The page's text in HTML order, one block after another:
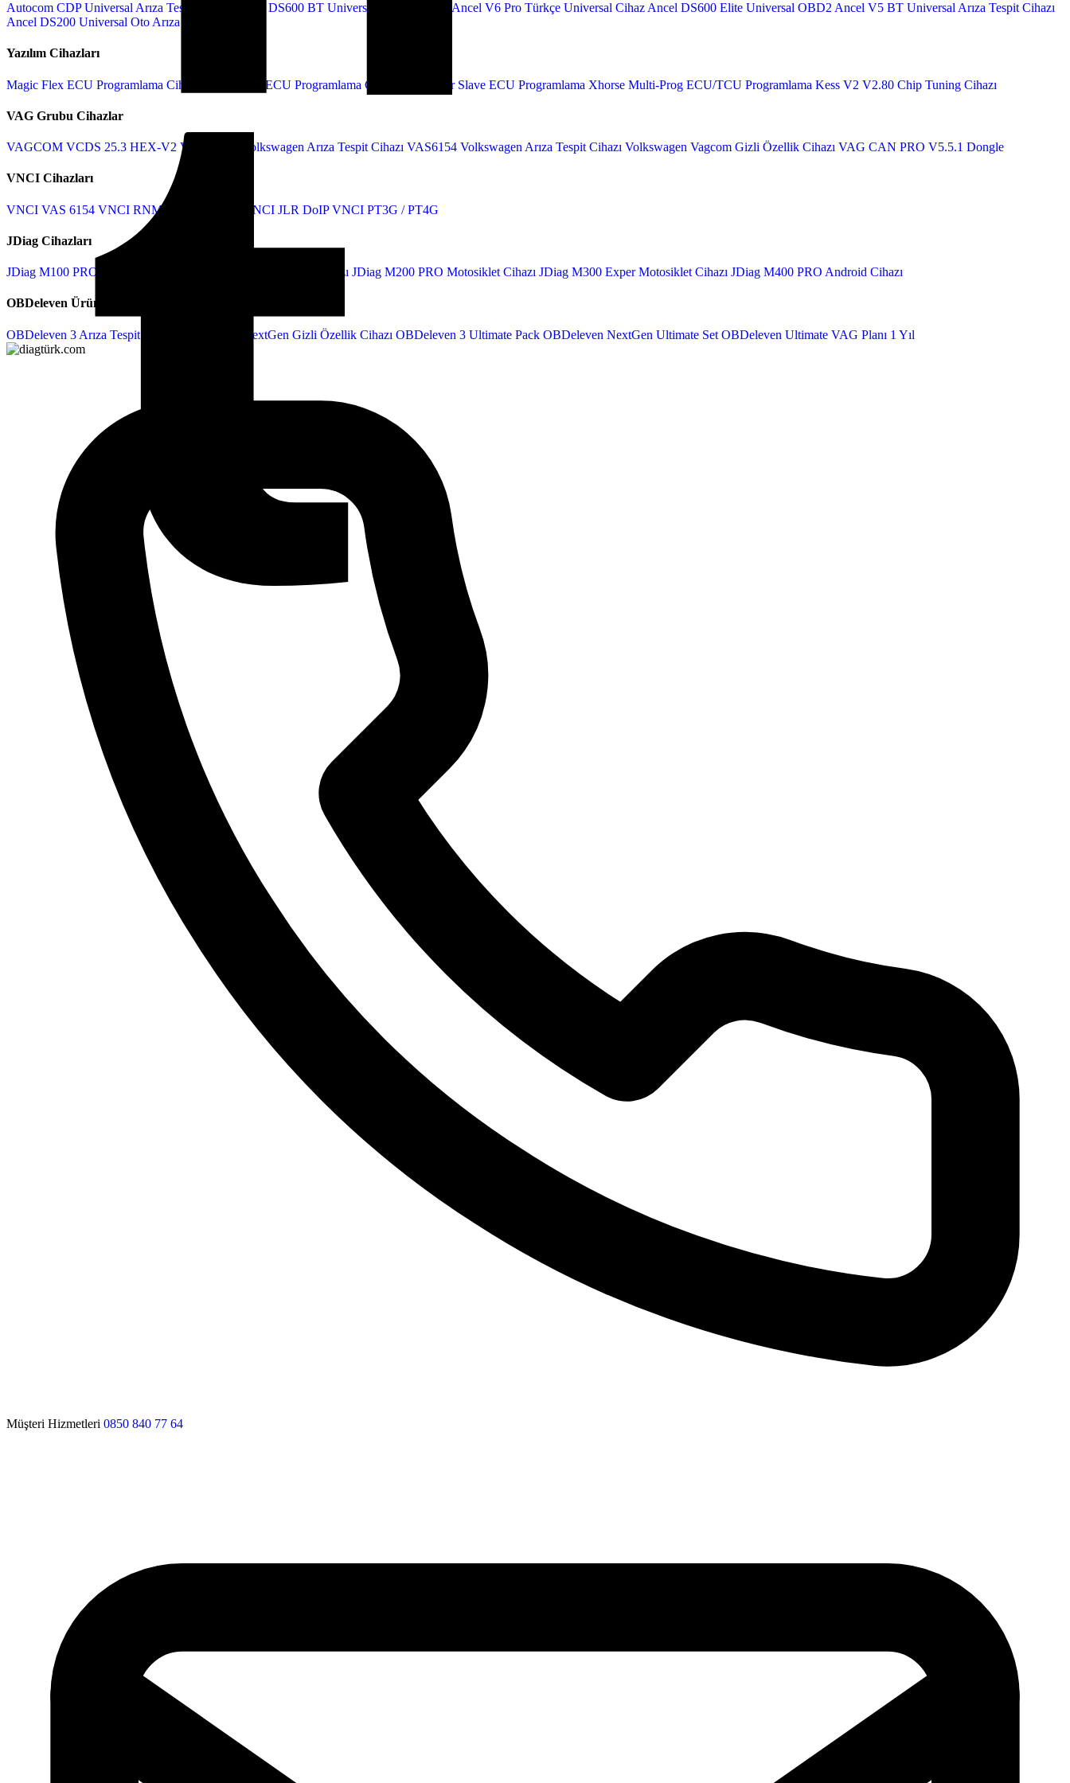
Autocom CDP Universal Arıza Tespit Cihazı Ancel DS600 BT Universal OBD2 Cihazı Ancel V6 Pro Türkçe Universal Cihaz Ancel DS600 Elite Universal OBD2 Ancel V5 BT Universal Arıza Tespit Cihazı
Ancel DS200 Universal Oto Arıza Cihazı
Yazılım Cihazları
Magic Flex ECU Programlama Cihazı KT200 Full ECU Programlama Cihazı AutoTuner Slave ECU Programlama Xhorse Multi-Prog ECU/TCU Programlama Kess V2 V2.80 Chip Tuning Cihazı
VAG Grubu Cihazlar
VAGCOM VCDS 25.3 HEX-V2 VAS5054A Volkswagen Arıza Tespit Cihazı VAS6154 Volkswagen Arıza Tespit Cihazı Volkswagen Vagcom Gizli Özellik Cihazı VAG CAN PRO V5.5.1 Dongle
VNCI Cihazları
VNCI VAS 6154 VNCI RNM VNCI JLR DoIP VNCI PT3G / PT4G
JDiag Cihazları
JDiag M100 PRO Motosiklet Cihazı JDiag M200 Motosiklet Cihazı JDiag M200 PRO Motosiklet Cihazı JDiag M300 Exper Motosiklet Cihazı JDiag M400 PRO Android Cihazı
OBDeleven Ürünleri
OBDeleven 3 Arıza Tespit Cihazı OBDeleven NextGen Gizli Özellik Cihazı OBDeleven 3 Ultimate Pack OBDeleven NextGen Ultimate Set OBDeleven Ultimate VAG Planı 1 Yıl
Müşteri Hizmetleri 0850 840 77 64